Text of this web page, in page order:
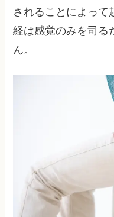
されることによって
経は感覚のみを司る
ん。